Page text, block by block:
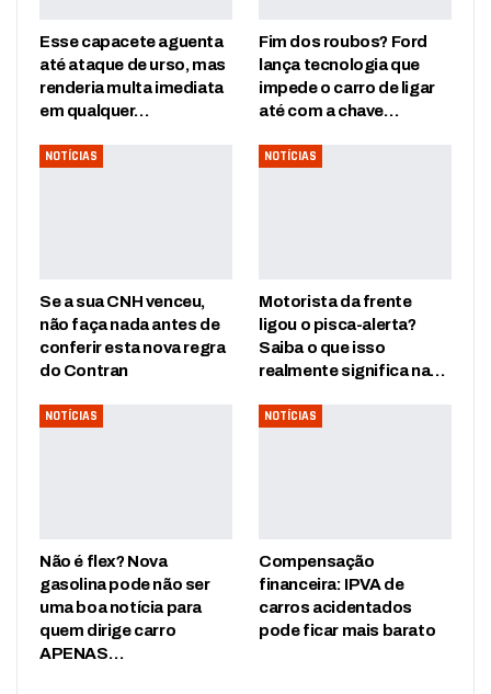
Esse capacete aguenta
até ataque de urso, mas
renderia multa imediata
em qualquer…
Fim dos roubos? Ford
lança tecnologia que
impede o carro de ligar
até com a chave…
NOTÍCIAS
Se a sua CNH venceu,
não faça nada antes de
conferir esta nova regra
do Contran
NOTÍCIAS
Motorista da frente
ligou o pisca-alerta?
Saiba o que isso
realmente significa na…
NOTÍCIAS
Não é flex? Nova
gasolina pode não ser
uma boa notícia para
quem dirige carro
APENAS…
NOTÍCIAS
Compensação
financeira: IPVA de
carros acidentados
pode ficar mais barato